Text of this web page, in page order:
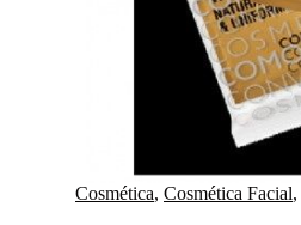
Cosmética, Cosmética Facial,